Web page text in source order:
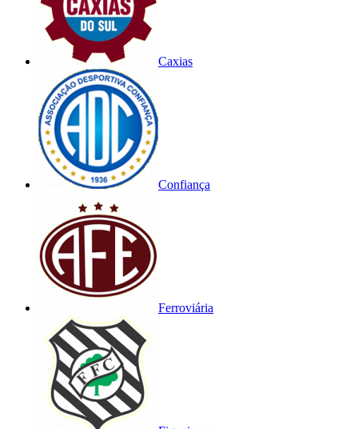
Caxias
Confiança
Ferroviária